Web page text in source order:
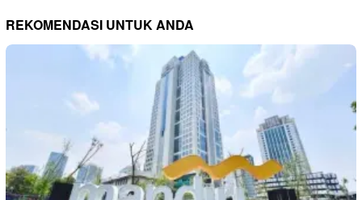
REKOMENDASI UNTUK ANDA